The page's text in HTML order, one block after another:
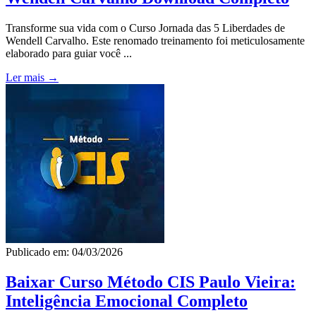
Transforme sua vida com o Curso Jornada das 5 Liberdades de
Wendell Carvalho. Este renomado treinamento foi meticulosamente
elaborado para guiar você ...
Ler mais →
Publicado em: 04/03/2026
Baixar Curso Método CIS Paulo Vieira:
Inteligência Emocional Completo